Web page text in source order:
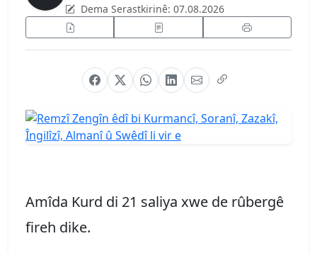
Dema Serastkirinê: 07.08.2026
Amîda Kurd di 21 saliya xwe de rûbergê
fireh dike.